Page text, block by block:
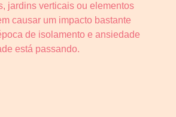
jardins verticais ou elementos
causar um impacto bastante
de isolamento e ansiedade
está passando.